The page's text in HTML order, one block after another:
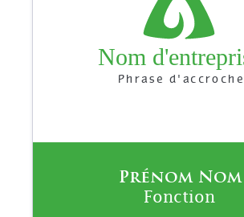
Fonction
Prénom Nom
Nom
Phrase d'accroche